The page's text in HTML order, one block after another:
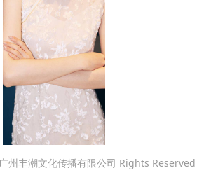
州丰潮文化传播有限公司 Rights Reserved